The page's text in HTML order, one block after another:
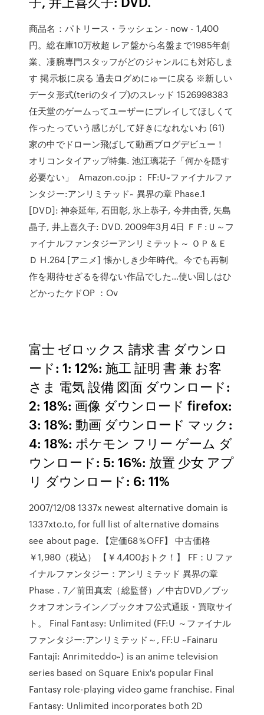
商品名：パトリース・ラッシェン - now - 1,400
円。総在庫10万枚超 レア盤から名盤まで1985年創
業、凄腕専門スタッフがどのジャンルにも対応しま
す 掲示板に戻る 過去ログめにゅーに戻る ※新しい
データ形式(teriのタイプ)のスレッド 1526998383
任天堂のゲームってユーザーにプレイしてほしくて
作ったっていう感じがして好きになれないわ (61)
家の中でドローン飛ばして動画ブログデビュー！
オリコンタイアップ特集. 池江璃花子「何かを隠す
必要ない」 Amazon.co.jp： FF:U~ファイナルファ
ンタジー:アンリミテッド~ 異界の章 Phase.1
[DVD]: 神奈延年, 石田彰, 氷上恭子, 今井由香, 矢島
晶子, 井上喜久子: DVD. 2009年3月4日 ＦＦ:Ｕ～フ
ァイナルファンタジーアンリミテット～ ＯＰ＆Ｅ
Ｄ H.264 [アニメ] 懐かしき少年時代。今でも再制
作を期待せざるを得ない作品でした…使い回しはひ
どかったケドOP ：Ov
富士 ゼロックス 請求 書 ダウンロ
ード: 1: 12%: 施工 証明 書 兼 お客
さま 電気 設備 図面 ダウンロード:
2: 18%: 画像 ダウンロード firefox:
3: 18%: 動画 ダウンロード マック:
4: 18%: ポケモン フリー ゲーム ダ
ウンロード: 5: 16%: 放置 少女 アプ
リ ダウンロード: 6: 11%
2007/12/08 1337x newest alternative domain is
1337xto.to, for full list of alternative domains
see about page. 【定価68％OFF】 中古価格
￥1,980（税込） 【￥4,400おトク！】 FF：U ファ
イナルファンタジー：アンリミテッド 異界の章
Phase．7／前田真宏（総監督）／中古DVD／ブッ
クオフオンライン／ブックオフ公式通販・買取サイ
ト。 Final Fantasy: Unlimited (FF:U ～ファイナル
ファンタジー:アンリミテッド～, FF:U ~Fainaru
Fantajī: Anrimiteddo~) is an anime television
series based on Square Enix's popular Final
Fantasy role-playing video game franchise. Final
Fantasy: Unlimited incorporates both 2D